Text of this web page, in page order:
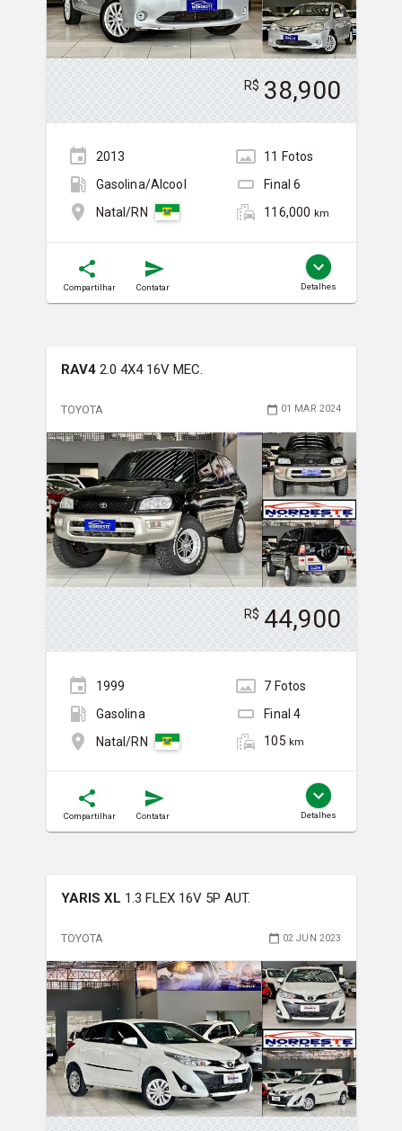
R$ 38,900
2013 11 Fotos
Gasolina/Álcool
Final6
Natal/RN
116,000 km
Compartilhar Contatar Detalhes
RAV4 2.0 4X4 16V MEC.
TOYOTA 01 MAR 2024
R$ 44,900
1999 7 Fotos
Gasolina
Final4
Natal/RN
105 km
Compartilhar Contatar Detalhes
YARIS XL 1.3 FLEX 16V 5P AUT.
TOYOTA 02 JUN 2023